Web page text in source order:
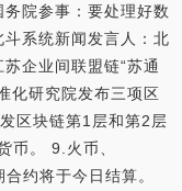
院参事：要处理好数
系统新闻发言人：北
企业间联盟链“苏通
化研究院发布三项区
区块链第1层和第2层
币。 9.火币、
约将于今日结算。